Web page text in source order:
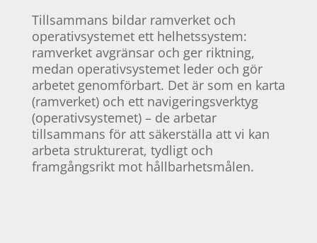
Tillsammans bildar ramverket och
operativsystemet ett helhetssystem:
ramverket avgränsar och ger riktning,
medan operativsystemet leder och gör
arbetet genomförbart. Det är som en karta
(ramverket) och ett navigeringsverktyg
(operativsystemet) – de arbetar
tillsammans för att säkerställa att vi kan
arbeta strukturerat, tydligt och
framgångsrikt mot hållbarhetsmålen.